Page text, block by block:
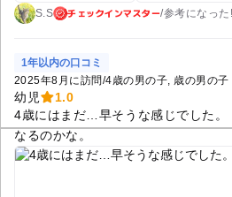
トイレもあるっぽかったです。
S.S チェックインマスター/参考になった!
1年以内の口コミ
2025年8月に訪問/4歳の男の子 歳の男の子
幼児
1.0
4歳にはまだ…早そうな感じでした。
なるのかな。